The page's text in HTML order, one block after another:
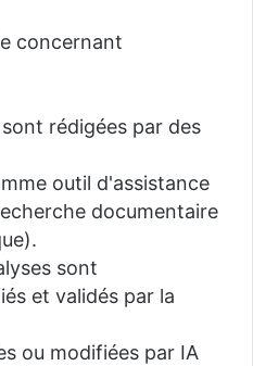
concernant
rédigées par des
outil d'assistance
documentaire
sont
et validés par la
ou modifiées par IA